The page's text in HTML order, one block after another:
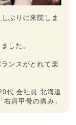
ぶりに来院しま
した。
ンスがとれて楽
代 会社員 北海道
「右肩甲骨の痛み」